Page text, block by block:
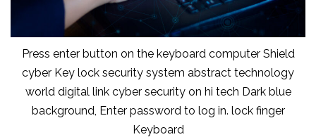
Press enter button on the keyboard computer Shield
cyber Key lock security system abstract technology
world digital link cyber security on hi tech Dark blue
background, Enter password to log in. lock finger
Keyboard